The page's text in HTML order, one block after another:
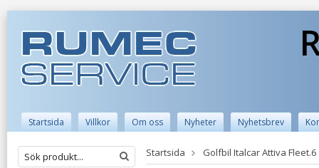
Startsida Villkor Om oss Nyheter Nyhetsbrev
Startsida Golfbil Italcar Attiva Fleet.6